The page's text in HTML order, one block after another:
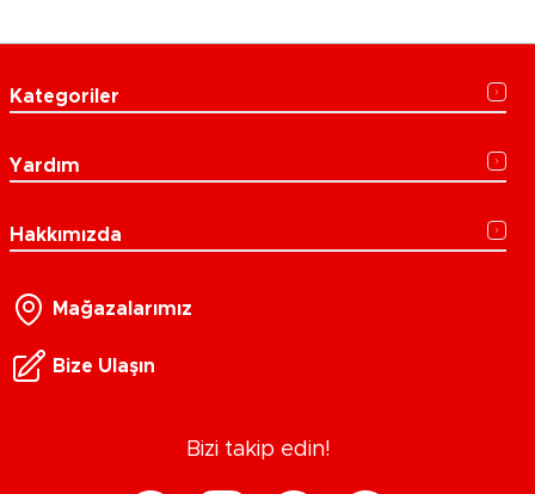
Kategoriler
Yardım
Hakkımızda
Mağazalarımız
Bize Ulaşın
Bizi takip edin!